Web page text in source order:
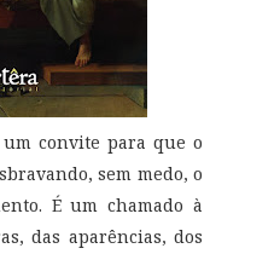
convite para que o
sem medo, o
É um chamado à
das aparências, dos